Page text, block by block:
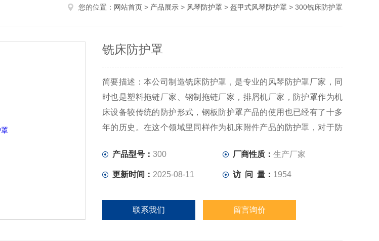
您的位置： 网站首页 > 产品展示 > 风琴防护罩 > 盔甲式风琴防护罩 > 300铣床防护罩
铣床防护罩
简要描述：本公司制造铣床防护罩，是专业的风琴防护罩厂家，同
时也是塑料拖链厂家、钢制拖链厂家，排屑机厂家，防护罩作为机
床设备较传统的防护形式，钢板防护罩产品的使用也已经有了十多
年的历史。在这个领域里同样作为机床附件产品的防护罩，对于防
产品型号： 300 厂商性质： 生产厂家
更新时间： 2025-08-11 访 问 量： 1954
联系我们 留言询价